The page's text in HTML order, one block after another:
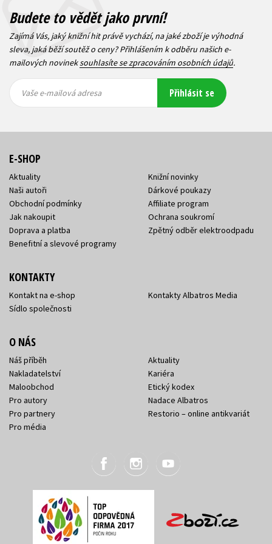
Budete to vědět jako první!
Zajímá Vás, jaký knižní hit právě vychází, na jaké zboží je výhodná
sleva, jaká běží soutěž o ceny? Přihlášením k odběru našich e-
mailových novineksouhlasíte se zpracováním osobních údajů.
mailová
mailová
Vaše e-mailová adresa Přihlásit se
E-SHOP
Aktuality
Naši autoři
Obchodní podmínky
Jak nakoupit
Doprava a platba
Benefitní a slevové programy
Knižní novinky
Dárkové poukazy
Affiliate program
Ochrana soukromí
Zpětný odběr elektroodpadu
KONTAKTY
Kontakt na e-shop
Sídlo společnosti
Kontakty Albatros Media
O NÁS
Náš příběh
Nakladatelství
Maloobchod
Pro autory
Pro partnery
Pro média
Aktuality
Kariéra
Etický kodex
Nadace Albatros
Restorio – online antikvariát